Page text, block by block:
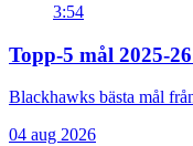
3:54
Topp-5 mål 2025-
Blackhawks bästa mål
04 aug 2026